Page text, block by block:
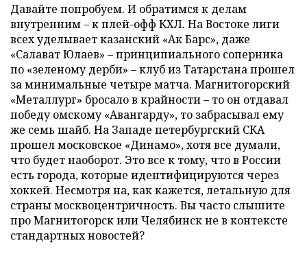
Давайте попробуем. И обратимся к делам
внутренним – к плей-офф КХЛ. На Востоке лиги
всех уделывает казанский «Ак Барс», даже
«Салават Юлаев» – принципиального соперника
по «зеленому дерби» – клуб из Татарстана прошел
за минимальные четыре матча. Магнитогорский
«Металлург» бросало в крайности – то он отдавал
победу омскому «Авангарду», то забрасывал ему
же семь шайб. На Западе петербургский СКА
прошел московское «Динамо», хотя все думали,
что будет наоборот. Это все к тому, что в России
есть города, которые идентифицируются через
хоккей. Несмотря на, как кажется, летальную для
страны москвоцентричность. Вы часто слышите
про Магнитогорск или Челябинск не в контексте
стандартных новостей?